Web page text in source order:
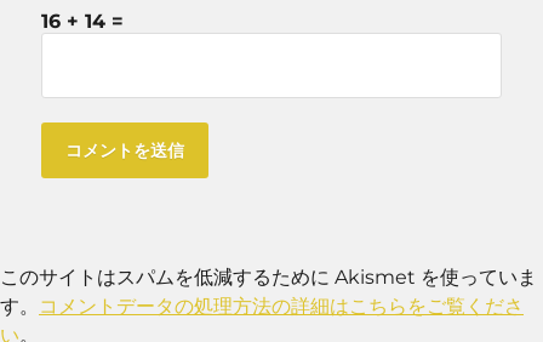
16 + 14 =
このサイトはスパムを低減するために Akismet を使っていま
す。
コメントデータの処理方法の詳細はこちらをご覧くださ
い。